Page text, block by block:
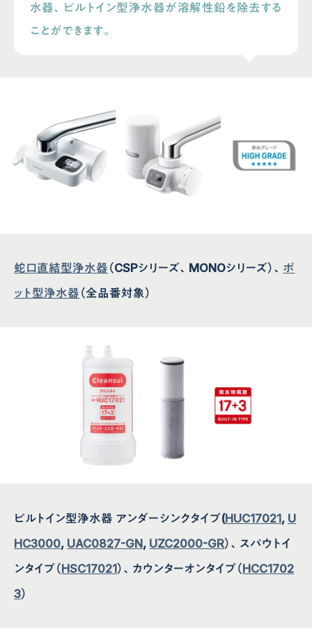
水器、ビルトイン型浄水器が溶解性鉛を除去する
ことができます。
蛇口直結型浄水器 （CSPシリーズ、MONOシリーズ）、 ポ
ット型浄水器 （全品番対象）
ビルトイン型浄水器 アンダーシンクタイプ(HUC17021, U
HC3000, UAC0827-GN, UZC2000-GR）、スパウトイ
ンタイプ（HSC17021）、カウンターオンタイプ（HCC1702
3）